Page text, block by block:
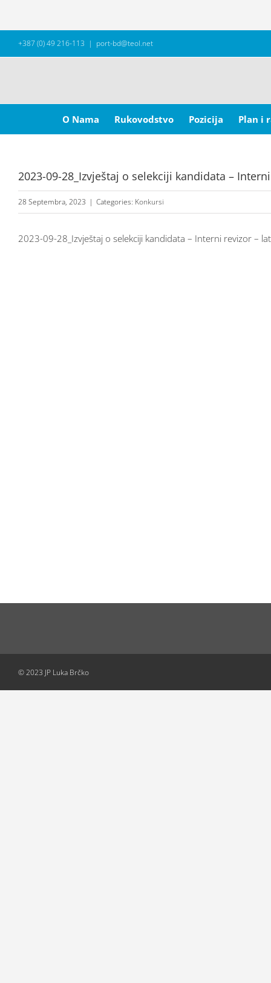
+387 (0) 49 216-113 | port-bd@teol.net
for:
O Nama
Rukovodstvo Pozicija Plan i
2023-09-28_Izvještaj o selekciji kandidata –
28 Septembra, 2023 | Categories: Konkursi
2023-09-28_Izvještaj o selekciji kandidata – Interni revizor –
© 2023 JP Luka Brčko